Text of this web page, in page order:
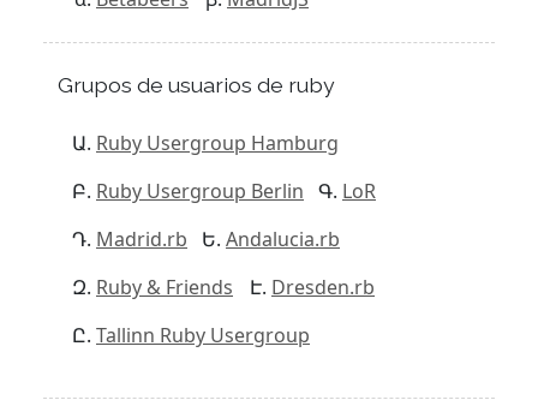
Grupos de usuarios de ruby
Ruby Usergroup Hamburg
Ruby Usergroup Berlin
LoR
Madrid.rb
Andalucia.rb
Ruby & Friends
Dresden.rb
Tallinn Ruby Usergroup